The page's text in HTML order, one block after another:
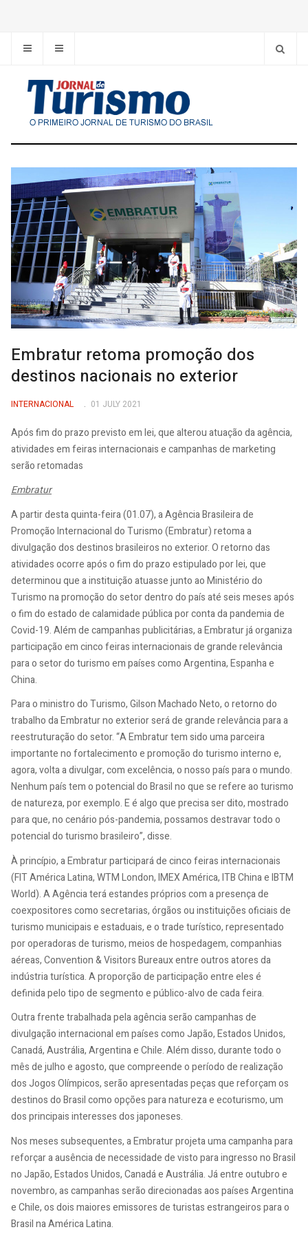
Embratur retoma promoção dos
destinos nacionais no exterior
INTERNACIONAL 01 JULY 2021
Após fim do prazo previsto em lei, que alterou atuação da agência,
atividades em feiras internacionais e campanhas de marketing
serão retomadas
Embratur
A partir desta quinta-feira (01.07), a Agência Brasileira de
Promoção Internacional do Turismo (Embratur) retoma a
divulgação dos destinos brasileiros no exterior. O retorno das
atividades ocorre após o fim do prazo estipulado por lei, que
determinou que a instituição atuasse junto ao Ministério do
Turismo na promoção do setor dentro do país até seis meses após
o fim do estado de calamidade pública por conta da pandemia de
Covid-19. Além de campanhas publicitárias, a Embratur já organiza
participação em cinco feiras internacionais de grande relevância
para o setor do turismo em países como Argentina, Espanha e
China.
Para o ministro do Turismo, Gilson Machado Neto, o retorno do
trabalho da Embratur no exterior será de grande relevância para a
reestruturação do setor. “A Embratur tem sido uma parceira
importante no fortalecimento e promoção do turismo interno e,
agora, volta a divulgar, com excelência, o nosso país para o mundo.
Nenhum país tem o potencial do Brasil no que se refere ao turismo
de natureza, por exemplo. E é algo que precisa ser dito, mostrado
para que, no cenário pós-pandemia, possamos destravar todo o
potencial do turismo brasileiro”, disse.
À princípio, a Embratur participará de cinco feiras internacionais
(FIT América Latina, WTM London, IMEX América, ITB China e IBTM
World). A Agência terá estandes próprios com a presença de
coexpositores como secretarias, órgãos ou instituições oficiais de
turismo municipais e estaduais, e o trade turístico, representado
por operadoras de turismo, meios de hospedagem, companhias
aéreas, Convention & Visitors Bureaux entre outros atores da
indústria turística. A proporção de participação entre eles é
definida pelo tipo de segmento e público-alvo de cada feira.
Outra frente trabalhada pela agência serão campanhas de
divulgação internacional em países como Japão, Estados Unidos,
Canadá, Austrália, Argentina e Chile. Além disso, durante todo o
mês de julho e agosto, que compreende o período de realização
dos Jogos Olímpicos, serão apresentadas peças que reforçam os
destinos do Brasil como opções para natureza e ecoturismo, um
dos principais interesses dos japoneses.
Nos meses subsequentes, a Embratur projeta uma campanha para
reforçar a ausência de necessidade de visto para ingresso no Brasil
no Japão, Estados Unidos, Canadá e Austrália. Já entre outubro e
novembro, as campanhas serão direcionadas aos países Argentina
e Chile, os dois maiores emissores de turistas estrangeiros para o
Brasil na América Latina.